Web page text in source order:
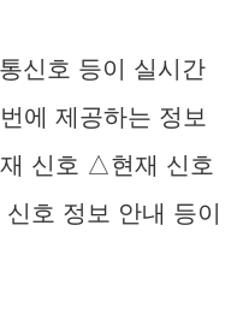
신호 등이 실시간
에 제공하는 정보
신호 △현재 신호
호 정보 안내 등이